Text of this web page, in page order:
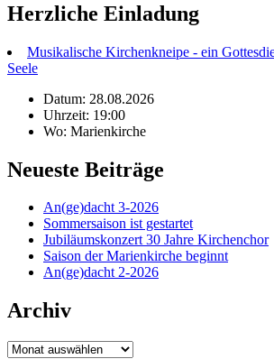
Herzliche Einladung
Musikalische Kirchenkneipe - ein
Seele
Datum: 28.08.2026
Uhrzeit: 19:00
Wo: Marienkirche
Neueste Beiträge
An(ge)dacht 3-2026
Sommersaison ist gestartet
Jubiläumskonzert 30 Jahre Kirchenchor
Saison der Marienkirche beginnt
An(ge)dacht 2-2026
Archiv
Archiv